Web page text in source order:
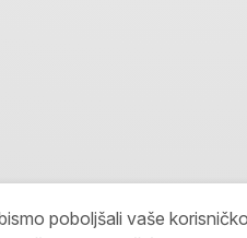
poboljšali vaše